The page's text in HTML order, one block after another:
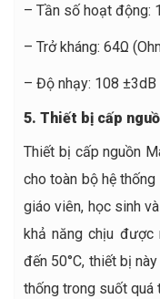
– Tần số hoạt động:
– Trở kháng: 64Ω
– Độ nhạy: 108 ±3dB
5. Thiết bị cấp
Thiết bị cấp nguồn
cho toàn bộ hệ
giáo viên, học sinh
khả năng chịu
đến 50°C, thiết bị
thống trong suốt quá